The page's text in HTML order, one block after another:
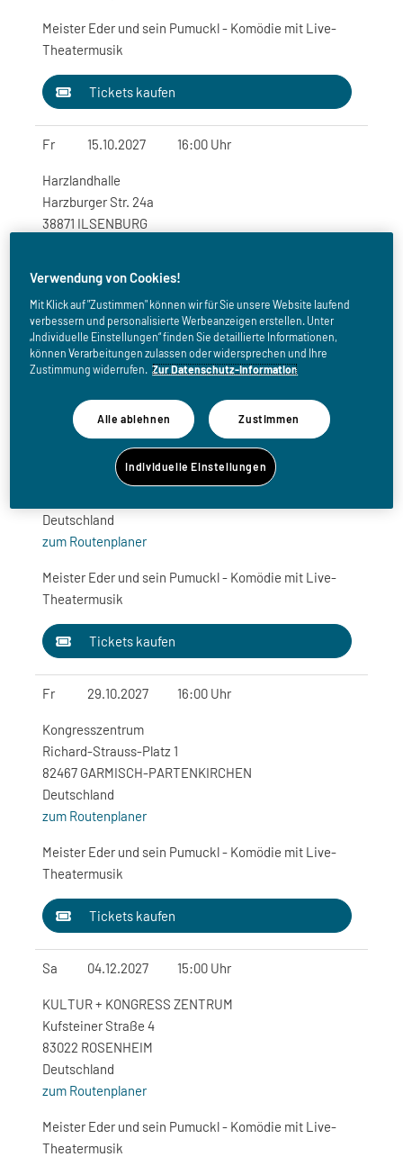
Meister Eder und sein Pumuckl - Komödie mit Live-
Theatermusik
Tickets kaufen
Fr 15.10.2027 16:00 Uhr
Harzlandhalle
Harzburger Str. 24a
38871 ILSENBURG
Meister Eder und sein Pumuckl - Komödie mit Live-
Theatermusik
Tickets kaufen
17.10.2027 15:00 Uhr
Albertus-Magnus-Str. 2
Deutschland
zum Routenplaner
Meister Eder und sein Pumuckl - Komödie mit Live-
Theatermusik
Tickets kaufen
Fr 29.10.2027 16:00 Uhr
Kongresszentrum
Richard-Strauss-Platz 1
82467 GARMISCH-PARTENKIRCHEN
Deutschland
zum Routenplaner
Meister Eder und sein Pumuckl - Komödie mit Live-
Theatermusik
Tickets kaufen
Sa 04.12.2027 15:00 Uhr
KULTUR + KONGRESS ZENTRUM
Kufsteiner Straße 4
83022 ROSENHEIM
Deutschland
zum Routenplaner
Meister Eder und sein Pumuckl - Komödie mit Live-
Theatermusik
Verwendung von Cookies!
Mit Klick auf "Zustimmen" können wir für Sie unsere Website laufend
verbessern und personalisierte Werbeanzeigen erstellen. Unter
„Individuelle Einstellungen“ finden Sie detaillierte Informationen,
können Verarbeitungen zulassen oder widersprechen und Ihre
Zustimmung widerrufen. Zur Datenschutz-Information
Alle ablehnen Zustimmen
Individuelle Einstellungen